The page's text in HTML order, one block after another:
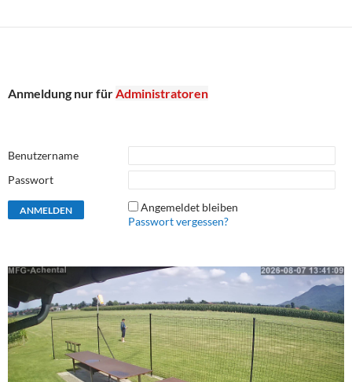
Anmeldung nur fürAdministratoren
Benutzername
Passwort
Angemeldet bleiben
Passwort vergessen?